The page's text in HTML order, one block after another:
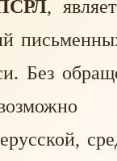
,
Без